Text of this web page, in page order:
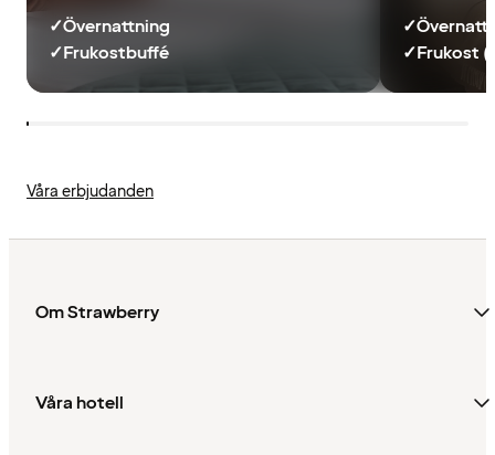
✓Övernattning
✓Frukostbuffé
✓
✓Frukost
Våra erbjudanden
Om Strawberry
Våra hotell